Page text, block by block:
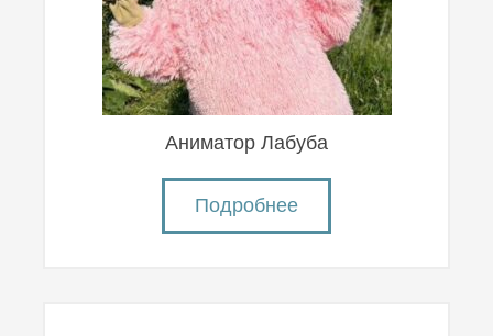
Аниматор Лабуба
Подробнее